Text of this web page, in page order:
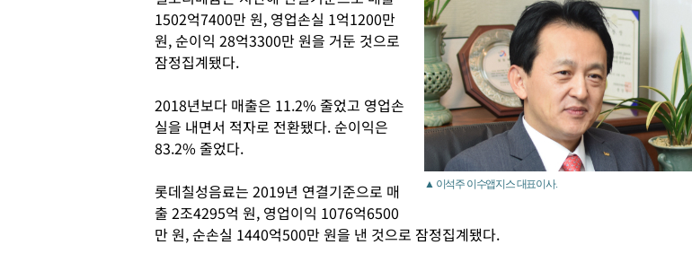
▲ 이석주 이수앱지스 대표이사.
1502억7400만 원, 영업손실 1억1200만
원, 순이익 28억3300만 원을 거둔 것으로
잠정집계됐다.
2018년보다 매출은 11.2% 줄었고 영업손
실을 내면서 적자로 전환됐다. 순이익은
83.2% 줄었다.
롯데칠성음료는 2019년 연결기준으로 매
출 2조4295억 원, 영업이익 1076억6500
만 원, 순손실 1440억500만 원을 낸 것으로 잠정집계됐다.